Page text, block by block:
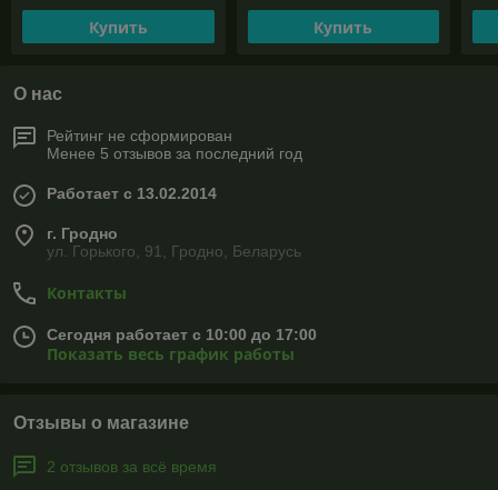
Купить Купить
О нас
Рейтинг не сформирован
Менее 5 отзывов за последний год
Работает с 13.02.2014
г. Гродно
ул. Горького, 91, Гродно, Беларусь
Контакты
Сегодня работает с 10:00 до 17:00
Показать весь график работы
Отзывы о магазине
2 отзывов за всё время